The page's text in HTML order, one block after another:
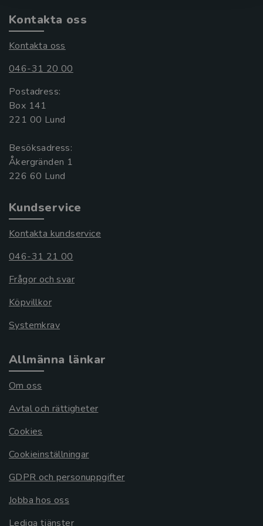
Kontakta oss
Kontakta oss
046-31 20 00
Postadress:
Box 141
221 00 Lund
Besöksadress:
Åkergränden 1
Kundservice
Kontakta kundservice
046-31 21 00
Frågor och svar
Köpvillkor
Systemkrav
Allmänna länkar
Om oss
Avtal och rättigheter
Cookies
Cookieinställningar
GDPR och personuppgifter
Jobba hos oss
Lediga tjänster